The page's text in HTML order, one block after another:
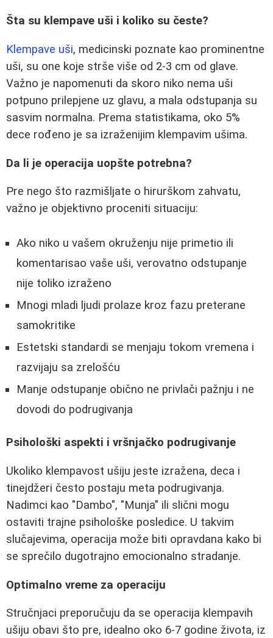
Šta su klempave uši i koliko su česte?
Klempave uši, medicinski poznate kao prominentne
uši, su one koje strše više od 2-3 cm od glave.
Važno je napomenuti da skoro niko nema uši
potpuno prilepjene uz glavu, a mala odstupanja su
sasvim normalna. Prema statistikama, oko 5%
dece rođeno je sa izraženijim klempavim ušima.
Da li je operacija uopšte potrebna?
Pre nego što razmišljate o hirurškom zahvatu,
važno je objektivno proceniti situaciju:
Ako niko u vašem okruženju nije primetio ili
komentarisao vaše uši, verovatno odstupanje
nije toliko izraženo
Mnogi mladi ljudi prolaze kroz fazu preterane
samokritike
Estetski standardi se menjaju tokom vremena i
razvijaju sa zrelošću
Manje odstupanje obično ne privlači pažnju i ne
dovodi do podrugivanja
Psihološki aspekti i vršnjačko podrugivanje
Ukoliko klempavost ušiju jeste izražena, deca i
tinejdžeri često postaju meta podrugivanja.
Nadimci kao "Dambo", "Munja" ili slični mogu
ostaviti trajne psihološke posledice. U takvim
slučajevima, operacija može biti opravdana kako bi
se sprečilo dugotrajno emocionalno stradanje.
Optimalno vreme za operaciju
Stručnjaci preporučuju da se operacija klempavih
ušiju obavi što pre, idealno oko 6-7 godine života, iz